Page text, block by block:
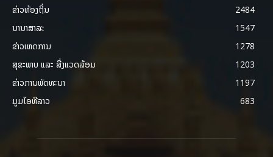
ຂ່າວທ້ອງຖິ່ນ
2484
ນານາສາລະ
1547
ຂ່າວເຫດການ
1278
ສຸຂະພາບ ແລະ ສີ່ງແວດລ້ອມ
1203
ຂ່າວການພັດທະນາ
1197
ມູມໄອທີລາວ
683